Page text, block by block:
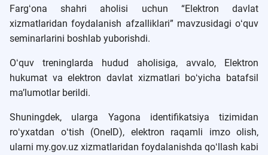
Fargʻona shahri aholisi uchun “Elektron davlat
xizmatlaridan foydalanish afzalliklari” mavzusidagi oʻquv
seminarlarini boshlab yuborishdi.
Oʻquv treninglarda hudud aholisiga, avvalo, Elektron
hukumat va elektron davlat xizmatlari boʻyicha batafsil
maʼlumotlar berildi.
Shuningdek, ularga Yagona identifikatsiya tizimidan
roʻyxatdan oʻtish (OneID), elektron raqamli imzo olish,
ularni my.gov.uz xizmatlaridan foydalanishda qoʻllash kabi